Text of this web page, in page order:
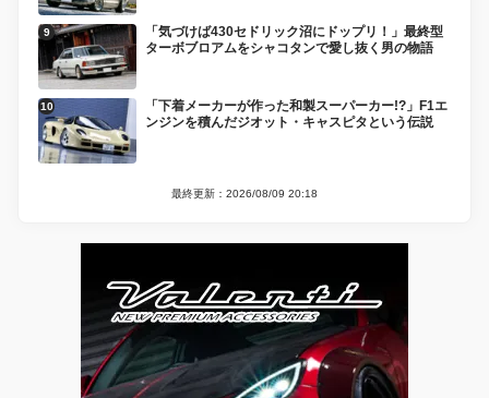
「気づけば430セドリック沼にドップリ！」最終型
ターボブロアムをシャコタンで愛し抜く男の物語
「下着メーカーが作った和製スーパーカー!?」F1エ
ンジンを積んだジオット・キャスピタという伝説
最終更新：2026/08/09 20:18